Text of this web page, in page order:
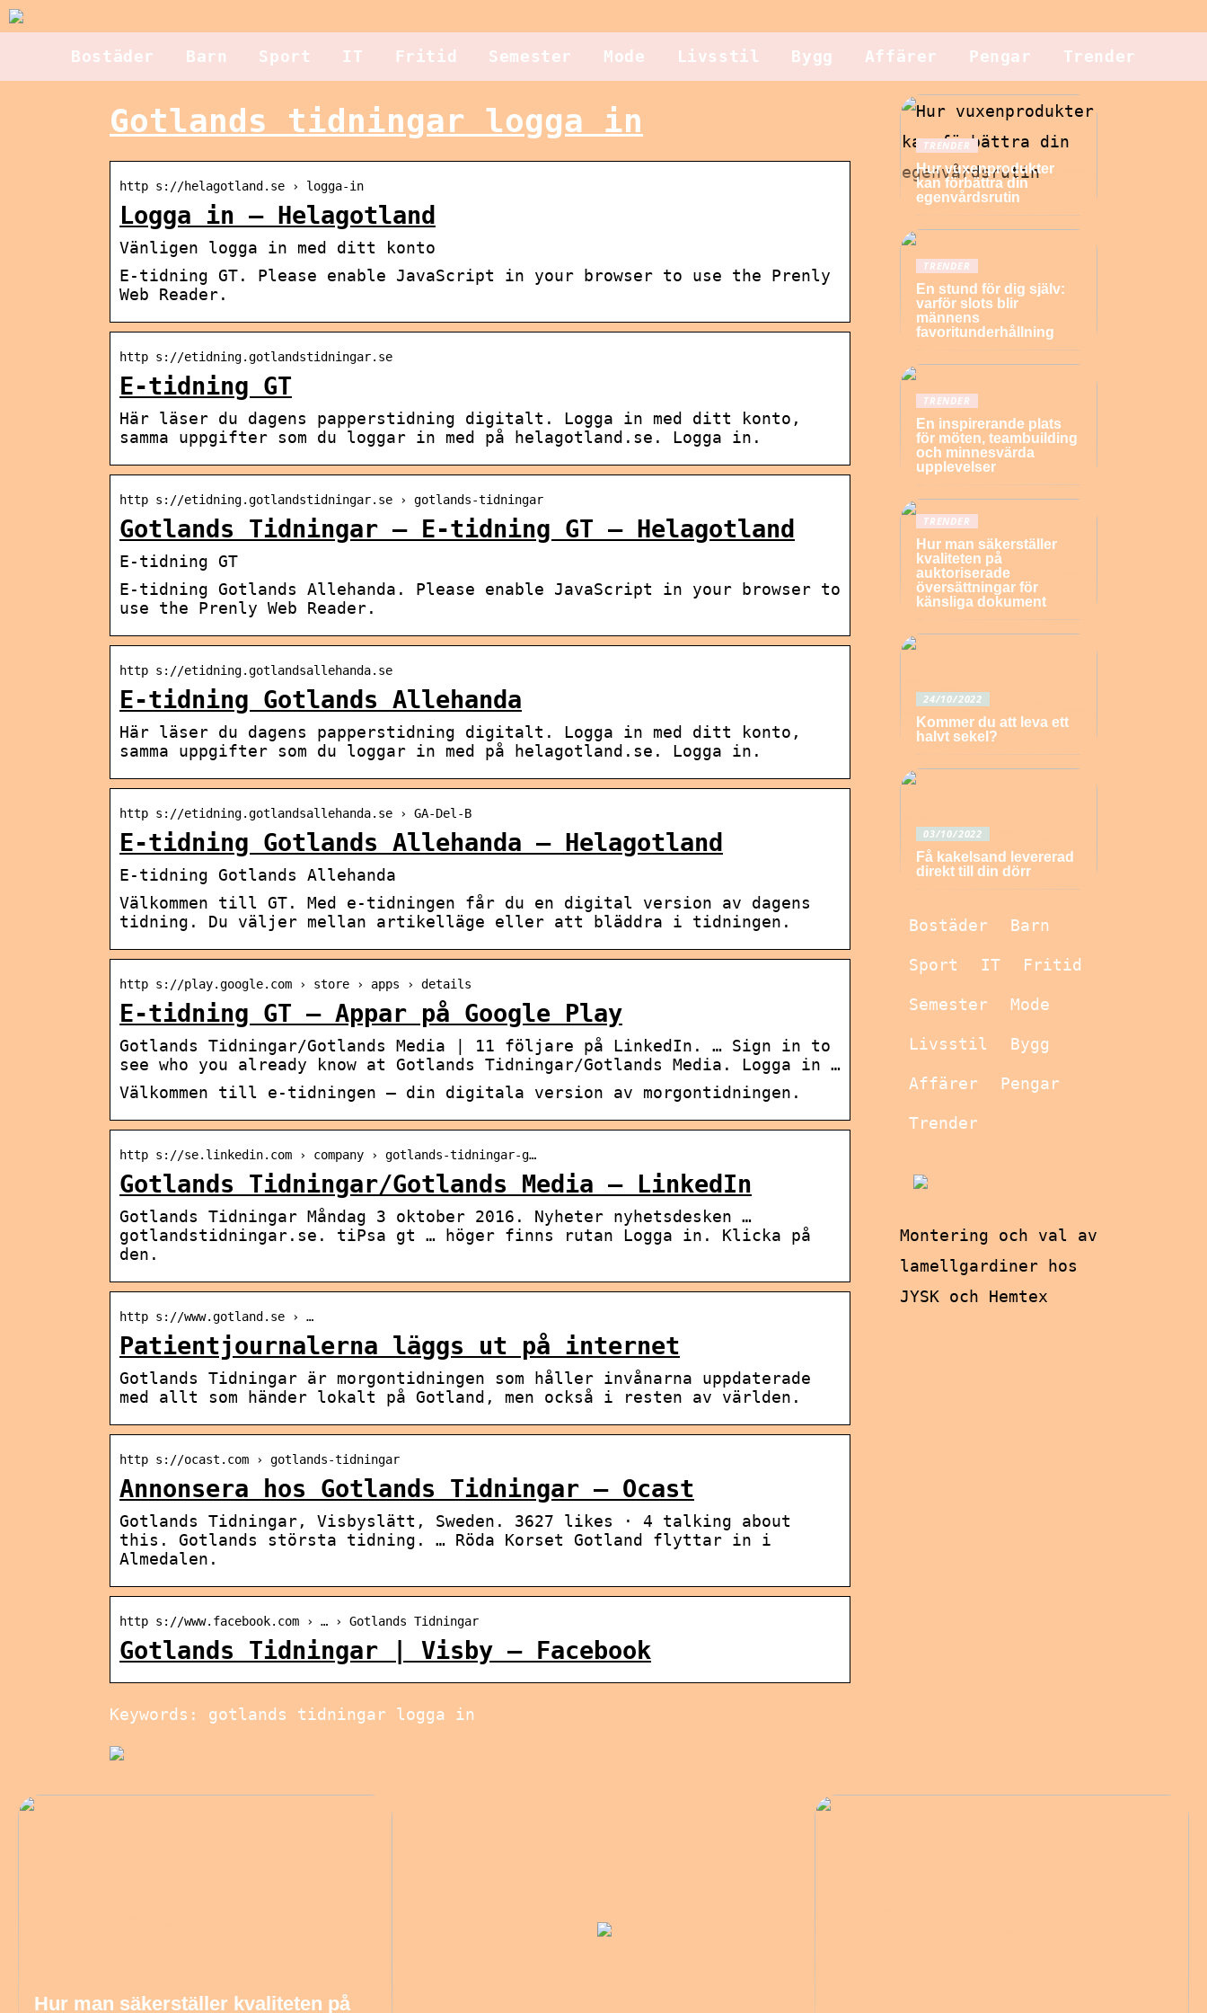
Bostäder Barn Sport IT Fritid Semester Mode Livsstil Bygg Affärer Pengar Trender
Gotlands tidningar logga in
http s://helagotland.se › logga-in
Logga in – Helagotland
Vänligen logga in med ditt konto
E-tidning GT. Please enable JavaScript in your browser to use the Prenly
Web Reader.
http s://etidning.gotlandstidningar.se
E-tidning GT
Här läser du dagens papperstidning digitalt. Logga in med ditt konto,
samma uppgifter som du loggar in med på helagotland.se. Logga in.
http s://etidning.gotlandstidningar.se › gotlands-tidningar
Gotlands Tidningar – E-tidning GT – Helagotland
E-tidning GT
E-tidning Gotlands Allehanda. Please enable JavaScript in your browser to
use the Prenly Web Reader.
http s://etidning.gotlandsallehanda.se
E-tidning Gotlands Allehanda
Här läser du dagens papperstidning digitalt. Logga in med ditt konto,
samma uppgifter som du loggar in med på helagotland.se. Logga in.
http s://etidning.gotlandsallehanda.se › GA-Del-B
E-tidning Gotlands Allehanda – Helagotland
E-tidning Gotlands Allehanda
Välkommen till GT. Med e-tidningen får du en digital version av dagens
tidning. Du väljer mellan artikelläge eller att bläddra i tidningen.
http s://play.google.com › store › apps › details
E-tidning GT – Appar på Google Play
Gotlands Tidningar/Gotlands Media | 11 följare på LinkedIn. … Sign in to
see who you already know at Gotlands Tidningar/Gotlands Media. Logga in …
Välkommen till e-tidningen – din digitala version av morgontidningen.
http s://se.linkedin.com › company › gotlands-tidningar-g…
Gotlands Tidningar/Gotlands Media – LinkedIn
Gotlands Tidningar Måndag 3 oktober 2016. Nyheter nyhetsdesken …
gotlandstidningar.se. tiPsa gt … höger finns rutan Logga in. Klicka på
den.
http s://www.gotland.se › …
Patientjournalerna läggs ut på internet
Gotlands Tidningar är morgontidningen som håller invånarna uppdaterade
med allt som händer lokalt på Gotland, men också i resten av världen.
http s://ocast.com › gotlands-tidningar
Annonsera hos Gotlands Tidningar – Ocast
Gotlands Tidningar, Visbyslätt, Sweden. 3627 likes · 4 talking about
this. Gotlands största tidning. … Röda Korset Gotland flyttar in i
Almedalen.
http s://www.facebook.com › … › Gotlands Tidningar
Gotlands Tidningar | Visby – Facebook
Keywords: gotlands tidningar logga in
TRENDER
Hur vuxenprodukter
kan förbättra din
egenvårdsrutin
TRENDER
En stund för dig själv:
varför slots blir
männens
favoritunderhållning
TRENDER
En inspirerande plats
för möten, teambuilding
och minnesvärda
upplevelser
TRENDER
Hur man säkerställer
kvaliteten på
auktoriserade
översättningar för
känsliga dokument
24/10/2022
Kommer du att leva ett
halvt sekel?
03/10/2022
Få kakelsand levererad
direkt till din dörr
Bostäder Barn
Sport IT Fritid
Semester Mode
Livsstil Bygg
Affärer Pengar
Trender
Montering och val av
lamellgardiner hos
JYSK och Hemtex
Hur man säkerställer kvaliteten på